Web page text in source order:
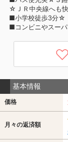
☆ＪＲ中央線へも
■小学校徒歩3分☆
■コンビニやスー
基本情報
価格
月々の返済額